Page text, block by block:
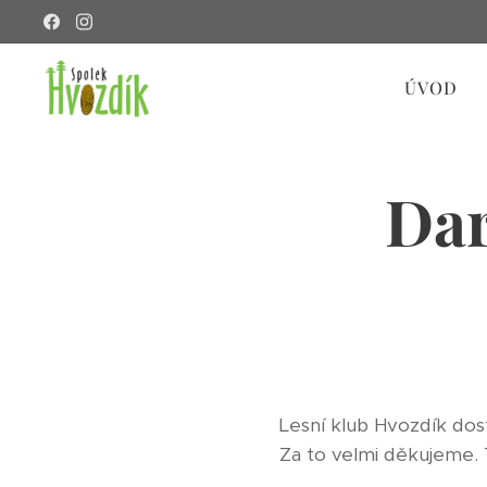
ÚVOD
Lesní klub Hvozdík
Za to velmi děkujeme.